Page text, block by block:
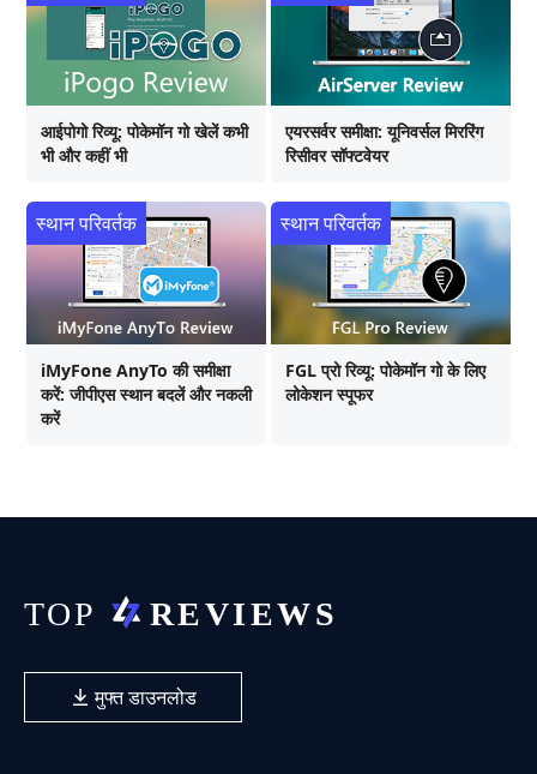
आईपोगो रिव्यू: पोकेमॉन गो खेलें कभी
भी और कहीं भी
एयरसर्वर समीक्षा: यूनिवर्सल मिररिंग
रिसीवर सॉफ्टवेयर
iMyFone AnyTo की समीक्षा
करें: जीपीएस स्थान बदलें और नकली
करें
स्थान परिवर्तक
FGL प्रो रिव्यू: पोकेमॉन गो के लिए
लोकेशन स्पूफर
स्थान परिवर्तक
मुफ्त डाउनलोड